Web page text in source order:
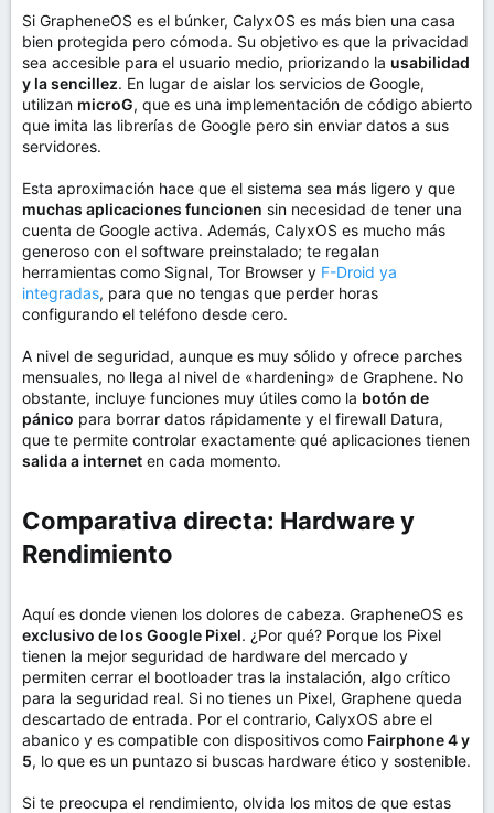
Si GrapheneOS es el búnker, CalyxOS es más bien una casa
bien protegida pero cómoda. Su objetivo es que la privacidad
sea accesible para el usuario medio, priorizando la usabilidad
y la sencillez. En lugar de aislar los servicios de Google,
utilizan microG, que es una implementación de código abierto
que imita las librerías de Google pero sin enviar datos a sus
servidores.
Esta aproximación hace que el sistema sea más ligero y que
muchas aplicaciones funcionen sin necesidad de tener una
cuenta de Google activa. Además, CalyxOS es mucho más
generoso con el software preinstalado; te regalan
herramientas como Signal, Tor Browser y F-Droid ya
integradas, para que no tengas que perder horas
configurando el teléfono desde cero.
A nivel de seguridad, aunque es muy sólido y ofrece parches
mensuales, no llega al nivel de «hardening» de Graphene. No
obstante, incluye funciones muy útiles como la botón de
pánico para borrar datos rápidamente y el firewall Datura,
que te permite controlar exactamente qué aplicaciones tienen
salida a internet en cada momento.
Comparativa directa: Hardware y
Rendimiento​
Aquí es donde vienen los dolores de cabeza. GrapheneOS es
exclusivo de los Google Pixel. ¿Por qué? Porque los Pixel
tienen la mejor seguridad de hardware del mercado y
permiten cerrar el bootloader tras la instalación, algo crítico
para la seguridad real. Si no tienes un Pixel, Graphene queda
descartado de entrada. Por el contrario, CalyxOS abre el
abanico y es compatible con dispositivos como Fairphone 4 y
5, lo que es un puntazo si buscas hardware ético y sostenible.
Si te preocupa el rendimiento, olvida los mitos de que estas